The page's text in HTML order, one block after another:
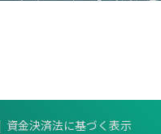
資金決済法に基づく表示